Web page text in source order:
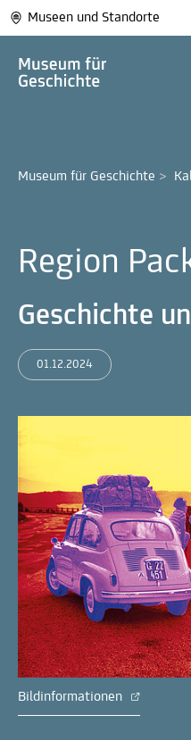
Museen und Standorte
Museum für Geschichte >
Region
Geschichte
01.12.2024
Bildinformationen